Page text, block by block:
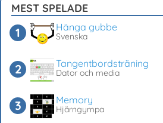
MEST SPELADE
Hänga gubbe
Svenska
Tangentbordsträning
Dator och media
Memory
Hjärngympa